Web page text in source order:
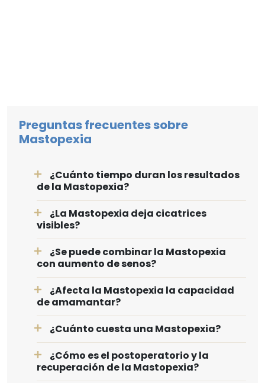
Preguntas frecuentes sobre
Mastopexia
¿Cuánto tiempo duran los resultados
de la Mastopexia?
¿La Mastopexia deja cicatrices
visibles?
¿Se puede combinar la Mastopexia
con aumento de senos?
¿Afecta la Mastopexia la capacidad
de amamantar?
¿Cuánto cuesta una Mastopexia?
¿Cómo es el postoperatorio y la
recuperación de la Mastopexia?